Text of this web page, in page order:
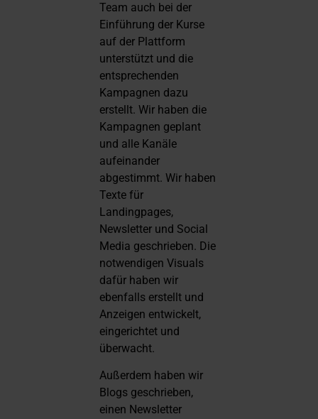
Team auch bei der
Einführung der Kurse
auf der Plattform
unterstützt und die
entsprechenden
Kampagnen dazu
erstellt. Wir haben die
Kampagnen geplant
und alle Kanäle
aufeinander
abgestimmt. Wir haben
Texte für
Landingpages,
Newsletter und Social
Media geschrieben. Die
notwendigen Visuals
dafür haben wir
ebenfalls erstellt und
Anzeigen entwickelt,
eingerichtet und
überwacht.
Außerdem haben wir
Blogs geschrieben,
einen Newsletter